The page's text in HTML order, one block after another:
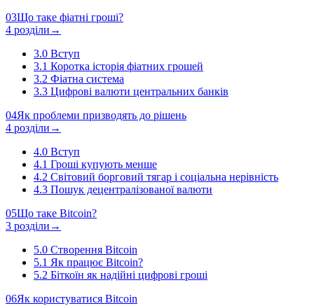
03Що таке фіатні гроші?
4 розділи →
3.0 Вступ
3.1 Коротка історія фіатних грошей
3.2 Фіатна система
3.3 Цифрові валюти центральних банків
04Як проблеми призводять до рішень
4 розділи →
4.0 Вступ
4.1 Гроші купують менше
4.2 Світовий борговий тягар і соціальна нерівність
4.3 Пошук децентралізованої валюти
05Що таке Bitcoin?
3 розділи →
5.0 Створення Bitcoin
5.1 Як працює Bitcoin?
5.2 Біткоїн як надійні цифрові гроші
06Як користуватися Bitcoin